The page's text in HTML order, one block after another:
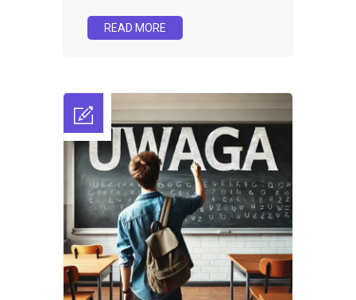
READ MORE